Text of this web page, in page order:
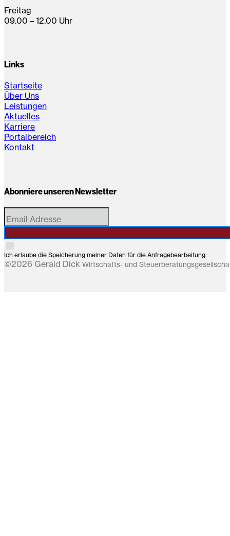
Freitag
09.00 – 12.00 Uhr
Links
Startseite
Über Uns
Leistungen
Aktuelles
Karriere
Portalbereich
Kontakt
Abonniere unseren Newsletter
Ich erlaube die Speicherung meiner Daten für die Anfragebearbeitung.
©2026 Gerald Dick Wirtschafts- und